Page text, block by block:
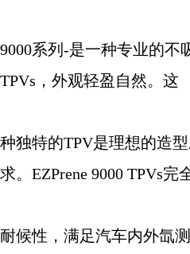
9000系列 -是一种专业的不
TPVs ，外观轻盈自然。这
种独特的TPV是理想的造
求。 EZPrene 9000 TPVs完
耐候性，满足汽车内外氙测